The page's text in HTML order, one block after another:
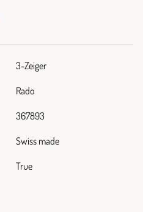
3-Zeiger
Rado
367893
Swiss made
True